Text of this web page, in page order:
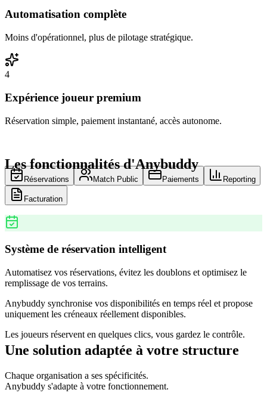
Automatisation complète
Moins d'opérationnel, plus de pilotage stratégique.
4
Expérience joueur premium
Réservation simple, paiement instantané, accès autonome.
Les fonctionnalités d'Anybuddy
Réservations Match Public Paiements Reporting
Facturation
Système de réservation intelligent
Automatisez vos réservations, évitez les doublons et optimisez le
remplissage de vos terrains.
Anybuddy synchronise vos disponibilités en temps réel et propose
uniquement les créneaux réellement disponibles.
Les joueurs réservent en quelques clics, vous gardez le contrôle.
Une solution adaptée à votre structure
Chaque organisation a ses spécificités.
Anybuddy s'adapte à votre fonctionnement.